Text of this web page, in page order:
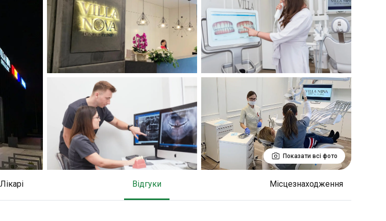
Показати всі фото
Лікарі відгуки Місцезнаходження